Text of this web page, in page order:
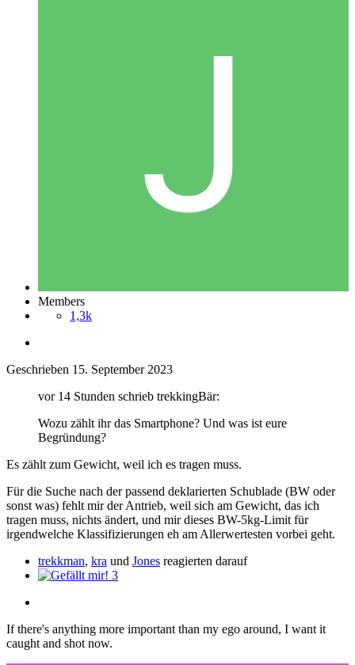
Members
1,3k
Geschrieben 15. September 2023
vor 14 Stunden schrieb trekkingBär:
Wozu zählt ihr das Smartphone? Und was ist eure
Begründung?
Es zählt zum Gewicht, weil ich es tragen muss.
Für die Suche nach der passend deklarierten Schublade (BW oder
sonst was) fehlt mir der Antrieb, weil sich am Gewicht, das ich
tragen muss, nichts ändert, und mir dieses BW-5kg-Limit für
irgendwelche Klassifizierungen eh am Allerwertesten vorbei geht.
trekkman, kra und Jones reagierten darauf
3
If there's anything more important than my ego around, I want it
caught and shot now.